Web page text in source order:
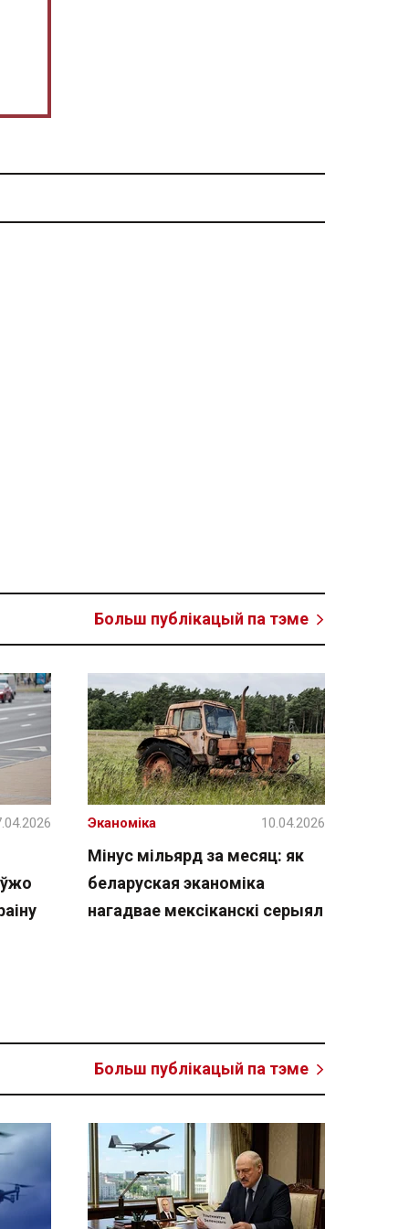
Больш публікацый па тэме
Мінус мільярд за месяц: як
беларуская эканоміка
нагадвае мексіканскі серыял
Эканоміка 10.04.2026
Больш публікацый па тэме